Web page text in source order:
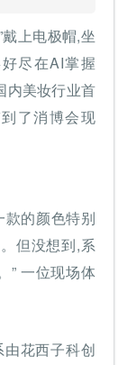
上电极帽,坐
尽在AI掌握
内美妆行业首
了消博会现
款的颜色特别
但没想到,系
” 一位现场体
由花西子科创